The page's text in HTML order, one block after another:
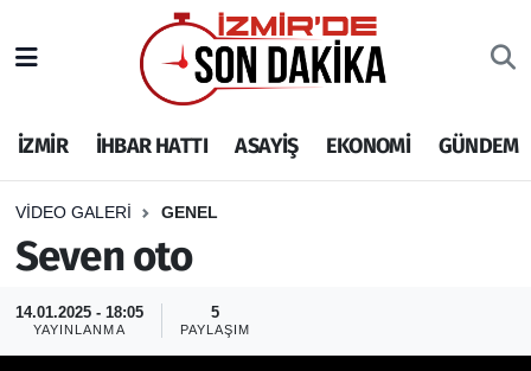
İZMİR İHBAR HATTI ASAYİŞ EKONOMİ GÜNDEM
VIDEO GALERI GENEL
Seven oto
14.01.2025 - 18:05
YAYINLANMA
5
PAYLAŞIM
İHBAR HATTI
DEPREM
GENEL
EKONOMİ
İzmir Nöbetçi Eczaneler
İzmir Hava Durumu
İzmir Namaz Vakitleri
İzmir Trafik Yoğunluk Haritası
Puan Durumu ve Fikstür